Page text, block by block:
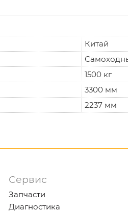
Китай
1500 кг
3300 мм
2237 мм
Сервис
Запчасти
Диагностика